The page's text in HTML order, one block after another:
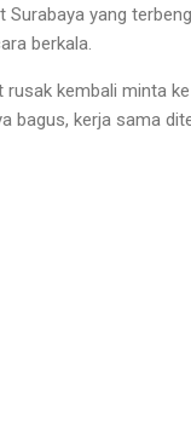
yang
berkala.
kembali minta
bagus, kerja sama